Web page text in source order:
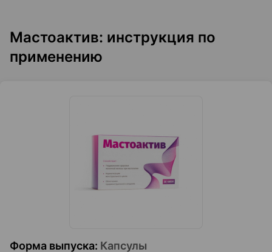
Мастоактив: инструкция по
применению
Форма выпуска: Капсулы